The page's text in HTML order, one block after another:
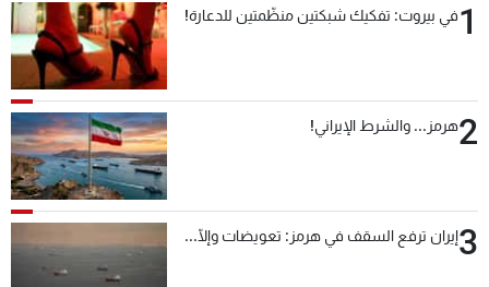
1في بيروت: تفكيك شبكتين منظّمتين للدعارة!
2هرمز... والشرط الإيراني!
3إيران ترفع السقف في هرمز: تعويضات وإلّا...
عن MTV
الإنـتـاج
وظائف
شروط الإسـتخدام
سياسة الخصوصية